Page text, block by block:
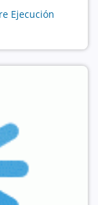
Ejecución